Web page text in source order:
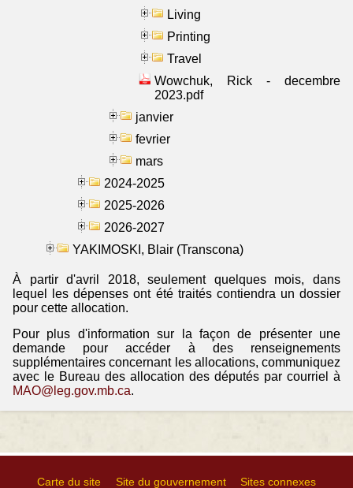
Living
Printing
Travel
Wowchuk, Rick - decembre
2023.pdf
janvier
fevrier
mars
2024-2025
2025-2026
2026-2027
YAKIMOSKI, Blair (Transcona)
À partir d'avril 2018, seulement quelques mois, dans
lequel les dépenses ont été traités contiendra un dossier
pour cette allocation.
Pour plus d'information sur la façon de présenter une
demande pour accéder à des renseignements
supplémentaires concernant les allocations, communiquez
avec le Bureau des allocation des députés par courriel à
MAO@leg.gov.mb.ca.
Carte du site Site du gouvernement Sites connexes